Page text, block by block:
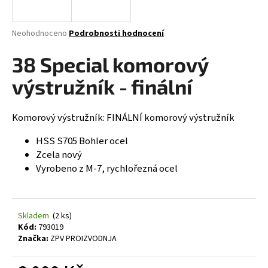
Průměrné
produktu
je
z
hvězdiček.
Neohodnoceno Podrobnosti hodnocení
38 Special komorový
výstružník - finální
Komorový výstružník: FINÁLNÍ komorový výstružník
HSS S705 Bohler ocel
Zcela nový
Vyrobeno z M-7, rychlořezná ocel
Skladem (2 ks)
Kód: 793019
Značka: ZPV PROIZVODNJA
j
t
?
HLEDAT
p
o
u